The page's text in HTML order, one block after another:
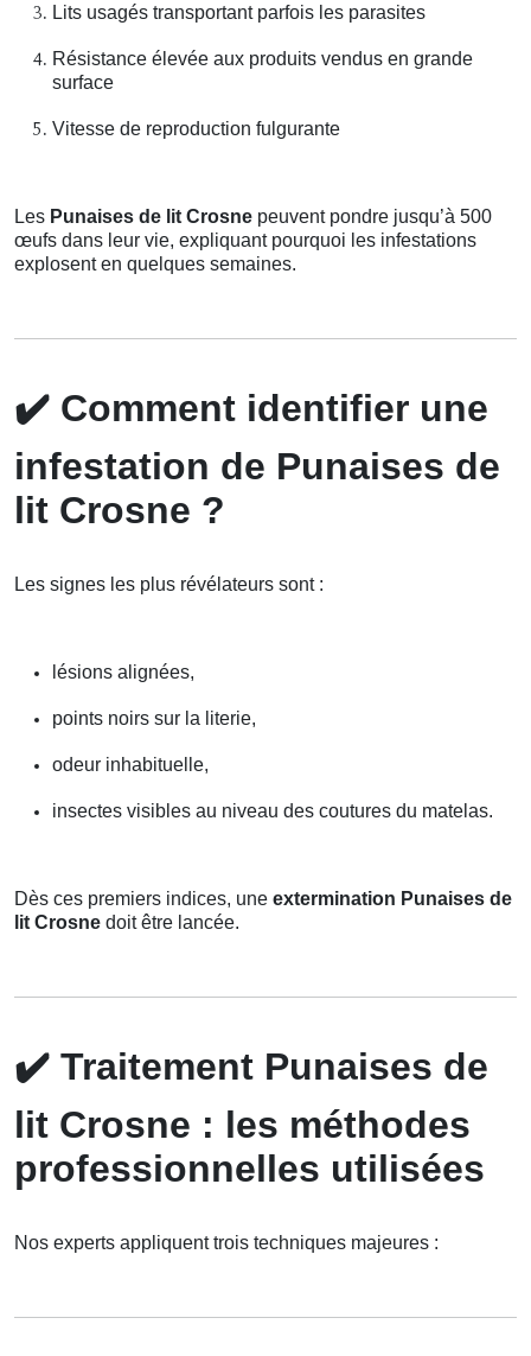
Lits usagés transportant parfois les parasites
Résistance élevée aux produits vendus en grande
surface
Vitesse de reproduction fulgurante
Les Punaises de lit Crosne peuvent pondre jusqu’à 500
œufs dans leur vie, expliquant pourquoi les infestations
explosent en quelques semaines.
✔️ Comment identifier une
infestation de Punaises de
lit Crosne ?
Les signes les plus révélateurs sont :
lésions alignées,
points noirs sur la literie,
odeur inhabituelle,
insectes visibles au niveau des coutures du matelas.
Dès ces premiers indices, une extermination Punaises de
lit Crosne doit être lancée.
✔️ Traitement Punaises de
lit Crosne : les méthodes
professionnelles utilisées
Nos experts appliquent trois techniques majeures :